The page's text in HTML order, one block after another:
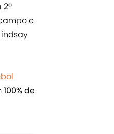
2ª
e
100% de